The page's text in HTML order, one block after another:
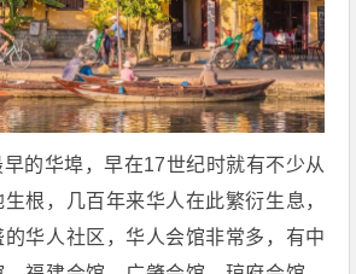
的华埠，早在17世纪时就有不少从
根，几百年来华人在此繁衍生息，
华人社区，华人会馆非常多，有中